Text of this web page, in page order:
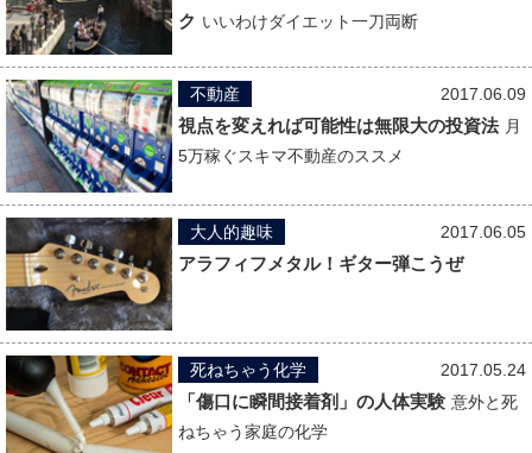
ク いいわけダイエット一刀両断
2017.06.09
不動産
視点を変えれば可能性は無限大の投資法 月
5万稼ぐスキマ不動産のススメ
2017.06.05
大人的趣味
アラフィフメタル！ギター弾こうぜ
2017.05.24
死ねちゃう化学
「傷口に瞬間接着剤」の人体実験 意外と死
ねちゃう家庭の化学